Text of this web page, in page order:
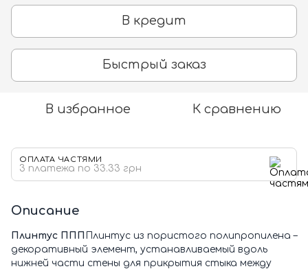
В кредит
Быстрый заказ
В избранное К сравнению
ОПЛАТА ЧАСТЯМИ
3 платежа по 33.33 грн
Описание
Плинтус ППП Плинтус из пористого полипропилена –
декоративный элемент, устанавливаемый вдоль
нижней части стены для прикрытия стыка между